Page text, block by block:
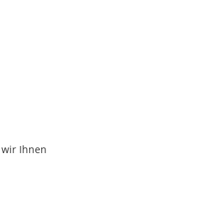
Natur:
die
und
Ihnen